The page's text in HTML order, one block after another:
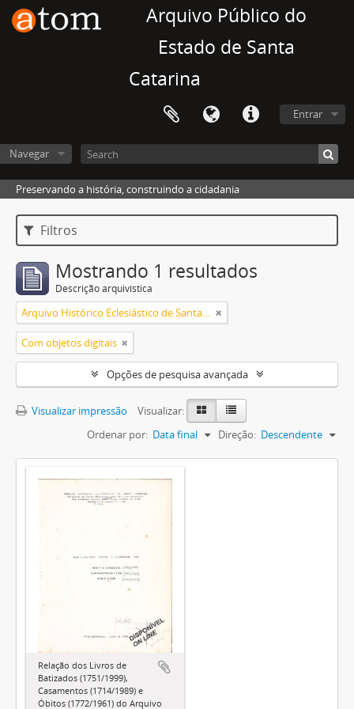
Arquivo Público do
Estado de Santa
Catarina
Entrar
Navegar
Preservando a história, construindo a cidadania
Filtros
Mostrando 1 resultados
Descrição arquivística
Arquivo Histórico Eclesiástico de Santa Catarina
Com objetos digitais
Opções de pesquisa avançada
Visualizar impressão
Visualizar:
Ordenar por: Data final Direção: Descendente
Relação dos Livros de
Batizados (1751/1999),
Casamentos (1714/1989) e
Óbitos (1772/1961) do Arquivo